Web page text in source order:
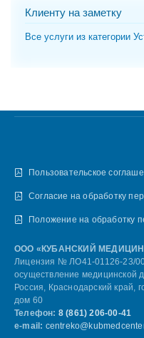
Клиенту на заметку
Все услуги из категории
Пользовательское
Согласие на обработку
Положение на обработку
ООО «КУБАНСКИЙ
Лицензия № ЛО41-01126-23/
осуществление медицинской
Россия, Краснодарский край,
дом 60
Телефон: 8 (861) 206-00-41
e-mail: